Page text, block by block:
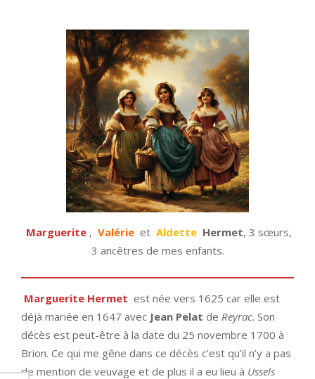
Marguerite , Valérie et Aldette Hermet, 3 sœurs,
3 ancêtres de mes enfants.
Marguerite Hermet est née vers 1625 car elle est
déjà mariée en 1647 avec Jean Pelat de Reyrac. Son
décès est peut-être à la date du 25 novembre 1700 à
Brion. Ce qui me gêne dans ce décès c’est qu’il n’y a pas
de mention de veuvage et de plus il a eu lieu à Ussels